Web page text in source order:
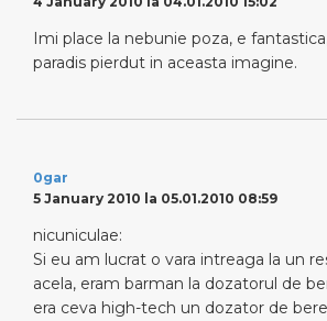
Imi place la nebunie poza, e
paradis pierdut in aceasta imagine.
0gar
5 January 2010 la 05.01.2010 08:59
nicuniculae:
Si eu am lucrat o vara intreaga la un
acela, eram barman la dozatorul de
era ceva high-tech un dozator de